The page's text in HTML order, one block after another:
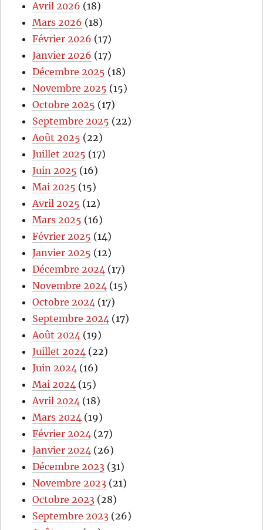
Avril 2026 (18)
Mars 2026 (18)
Février 2026 (17)
Janvier 2026 (17)
Décembre 2025 (18)
Novembre 2025 (15)
Octobre 2025 (17)
Septembre 2025 (22)
Août 2025 (22)
Juillet 2025 (17)
Juin 2025 (16)
Mai 2025 (15)
Avril 2025 (12)
Mars 2025 (16)
Février 2025 (14)
Janvier 2025 (12)
Décembre 2024 (17)
Novembre 2024 (15)
Octobre 2024 (17)
Septembre 2024 (17)
Août 2024 (19)
Juillet 2024 (22)
Juin 2024 (16)
Mai 2024 (15)
Avril 2024 (18)
Mars 2024 (19)
Février 2024 (27)
Janvier 2024 (26)
Décembre 2023 (31)
Novembre 2023 (21)
Octobre 2023 (28)
Septembre 2023 (26)